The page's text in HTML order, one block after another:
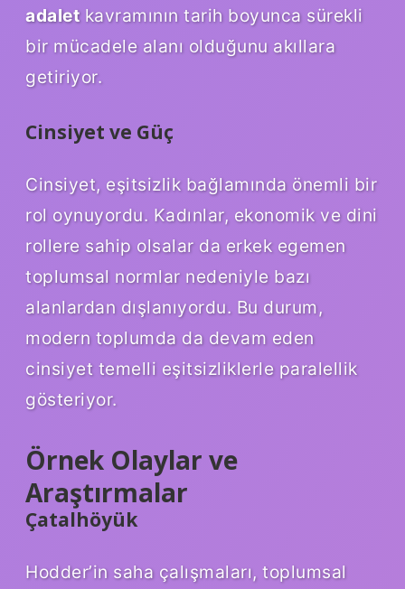
adaletkavramının tarih boyunca sürekli
bir mücadele alanı olduğunu akıllara
getiriyor.
Cinsiyet ve Güç
Cinsiyet, eşitsizlik bağlamında önemli bir
rol oynuyordu. Kadınlar, ekonomik ve dini
rollere sahip olsalar da erkek egemen
toplumsal normlar nedeniyle bazı
alanlardan dışlanıyordu. Bu durum,
modern toplumda da devam eden
cinsiyet temelli eşitsizliklerle paralellik
gösteriyor.
Örnek Olaylar ve
Araştırmalar
Çatalhöyük
Hodder’in saha çalışmaları, toplumsal